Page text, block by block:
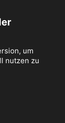
um
nutzen zu